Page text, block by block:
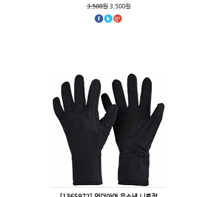
3,500원3,500원